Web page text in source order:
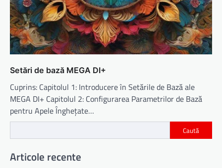
Setări de bază MEGA DI+
Cuprins: Capitolul 1: Introducere în Setările de Bază ale
MEGA DI+ Capitolul 2: Configurarea Parametrilor de Bază
pentru Apele Înghețate…
Caută
Articole recente